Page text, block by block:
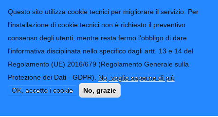
Questo sito utilizza cookie tecnici per migliorare il servizio. Per
l'installazione di cookie tecnici non è richiesto il preventivo
consenso degli utenti, mentre resta fermo l'obbligo di dare
l'informativa disciplinata nello specifico dagli artt. 13 e 14 del
Regolamento (UE) 2016/679 (Regolamento Generale sulla
Protezione dei Dati - GDPR). No, voglio saperne di più
OK, accetto i cookie
No, grazie
Provincia di
Imperia
CONTATTI-URP
TRASPARENZA
Form di ricerca
Servizio di supporto alla
predisposizione del bilancio